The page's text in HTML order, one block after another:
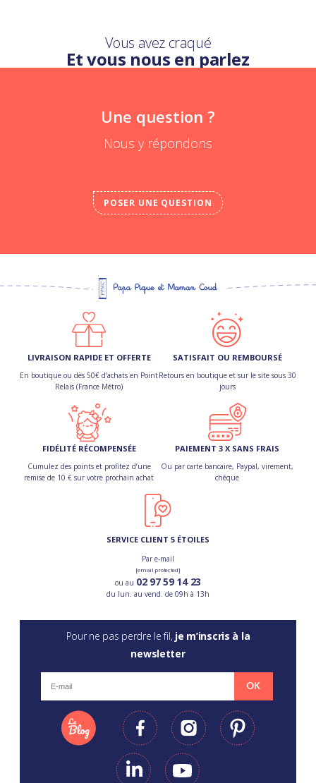
Vous avez craqué
Et vous nous en parlez
Une question ?
Nous y répondons
POSER UNE QUESTION
LIVRAISON RAPIDE ET OFFERTE
En boutique ou dès 50€ d’achats en Point
Relais (France Métro)
SATISFAIT OU REMBOURSÉ
Retours en boutique et sur le site sous 30
jours
FIDÉLITÉ RÉCOMPENSÉE
Cumulez des points et profitez d’une
remise de 10 € sur votre prochain achat
PAIEMENT 3 X SANS FRAIS
Ou par carte bancaire, Paypal, virement,
chèque
SERVICE CLIENT 5 ÉTOILES
Par e-mail
[email protected]
ou au 02 97 59 14 23
du lun. au vend. de 09h à 13h
Pour ne pas perdre le fil, je m’inscris à la
newsletter
OK